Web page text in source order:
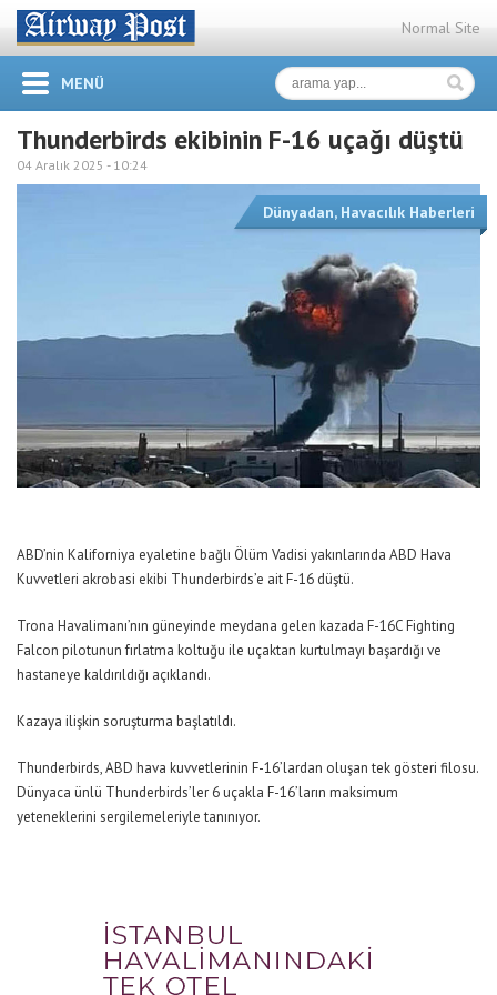
Normal Site
MENÜ
Thunderbirds ekibinin F-16 uçağı düştü
04 Aralık 2025 - 10:24
Dünyadan, Havacılık Haberleri
ABD’nin Kaliforniya eyaletine bağlı Ölüm Vadisi yakınlarında ABD Hava
Kuvvetleri akrobasi ekibi Thunderbirds’e ait F-16 düştü.
Trona Havalimanı’nın güneyinde meydana gelen kazada F-16C Fighting
Falcon pilotunun fırlatma koltuğu ile uçaktan kurtulmayı başardığı ve
hastaneye kaldırıldığı açıklandı.
Kazaya ilişkin soruşturma başlatıldı.
Thunderbirds, ABD hava kuvvetlerinin F-16’lardan oluşan tek gösteri filosu.
Dünyaca ünlü Thunderbirds’ler 6 uçakla F-16’ların maksimum
yeteneklerini sergilemeleriyle tanınıyor.